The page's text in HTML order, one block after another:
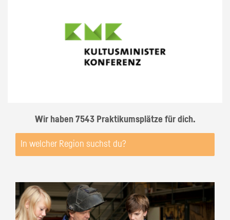
Wir haben 7543 Praktikumsplätze für dich.